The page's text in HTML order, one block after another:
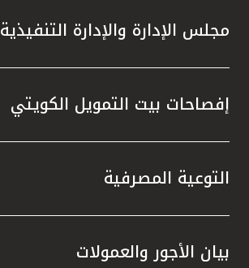
مجلس الإدارة والإدارة التنفيذية
إفصاحات بيت التمويل الكويتي
التوعية المصرفية
بيان الأجور والعمولات